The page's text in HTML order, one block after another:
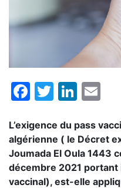
Facebook
Twitter
L’exigence du pass
algérienne ( le Décret
Joumada El Oula 1443
décembre 2021 portant
vaccinal), est-elle